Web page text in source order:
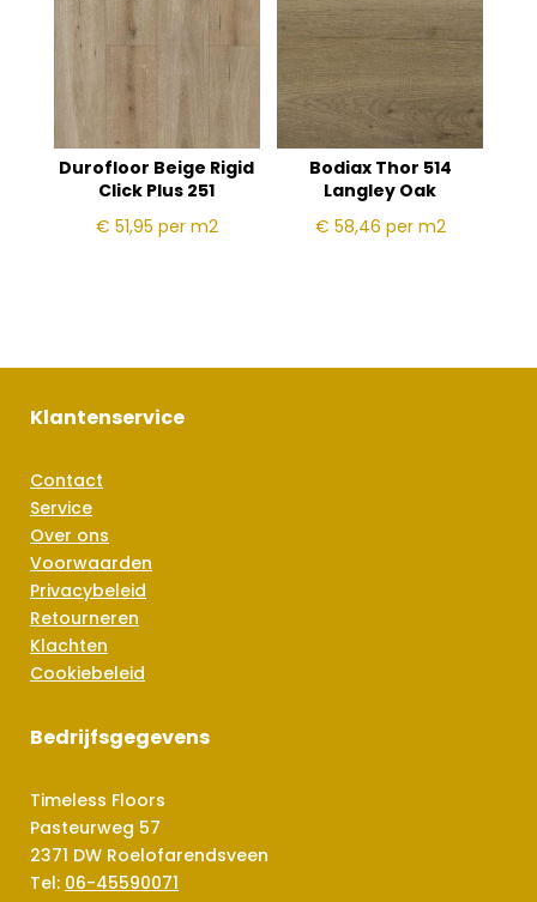
Durofloor Beige Rigid
Click Plus 251
€ 51,95 per m2
Bodiax Thor 514
Langley Oak
€ 58,46 per m2
Klantenservice
Contact
Service
Over ons
Voorwaarden
Privacybeleid
Retourneren
Klachten
Cookiebeleid
Bedrijfsgegevens
Timeless Floors
Pasteurweg 57
2371 DW Roelofarendsveen
Tel: 06-45590071